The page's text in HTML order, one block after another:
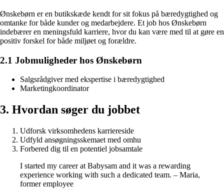
Ønskebørn er en butikskæde kendt for sit fokus på bæredygtighed og
omtanke for både kunder og medarbejdere. Et job hos Ønskebørn
indebærer en meningsfuld karriere, hvor du kan være med til at gøre en
positiv forskel for både miljøet og forældre.
2.1 Jobmuligheder hos Ønskebørn
Salgsrådgiver med ekspertise i bæredygtighed
Marketingkoordinator
3. Hvordan søger du jobbet
Udforsk virksomhedens karriereside
Udfyld ansøgningsskemaet med omhu
Forbered dig til en potentiel jobsamtale
I started my career at Babysam and it was a rewarding
experience working with such a dedicated team. – Maria,
former employee